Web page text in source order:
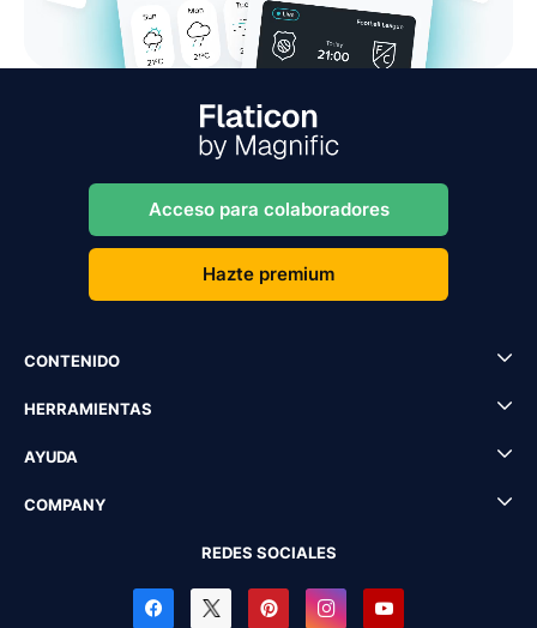
Acceso para colaboradores
Hazte premium
CONTENIDO
HERRAMIENTAS
AYUDA
COMPANY
REDES SOCIALES